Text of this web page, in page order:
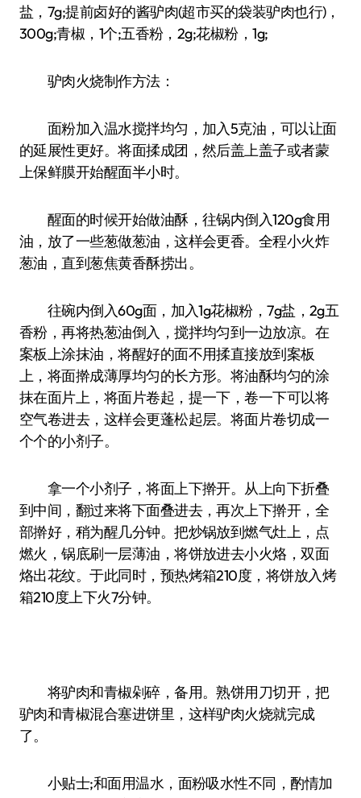
盐，7g;提前卤好的酱驴肉(超市买的袋装驴肉也行)，
300g;青椒，1个;五香粉，2g;花椒粉，1g;
驴肉火烧制作方法：
面粉加入温水搅拌均匀，加入5克油，可以让面
的延展性更好。将面揉成团，然后盖上盖子或者蒙
上保鲜膜开始醒面半小时。
醒面的时候开始做油酥，往锅内倒入120g食用
油，放了一些葱做葱油，这样会更香。全程小火炸
葱油，直到葱焦黄香酥捞出。
往碗内倒入60g面，加入1g花椒粉，7g盐，2g五
香粉，再将热葱油倒入，搅拌均匀到一边放凉。在
案板上涂抹油，将醒好的面不用揉直接放到案板
上，将面擀成薄厚均匀的长方形。将油酥均匀的涂
抹在面片上，将面片卷起，提一下，卷一下可以将
空气卷进去，这样会更蓬松起层。将面片卷切成一
个个的小剂子。
拿一个小剂子，将面上下擀开。从上向下折叠
到中间，翻过来将下面叠进去，再次上下擀开，全
部擀好，稍为醒几分钟。把炒锅放到燃气灶上，点
燃火，锅底刷一层薄油，将饼放进去小火烙，双面
烙出花纹。于此同时，预热烤箱210度，将饼放入烤
箱210度上下火7分钟。
将驴肉和青椒剁碎，备用。熟饼用刀切开，把
驴肉和青椒混合塞进饼里，这样驴肉火烧就完成
了。
小贴士;和面用温水，面粉吸水性不同，酌情加